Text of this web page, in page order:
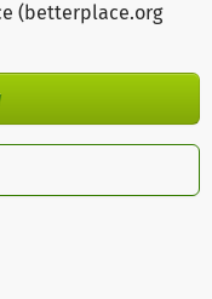
(betterplace.org